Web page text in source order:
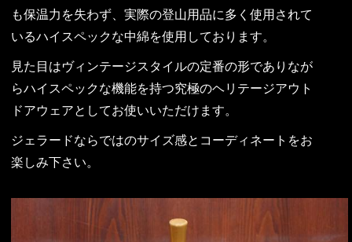
も保温力を失わず、実際の登山用品に多く使用されて
いるハイスペックな中綿を使用しております。
見た目はヴィンテージスタイルの定番の形でありなが
らハイスペックな機能を持つ究極のヘリテージアウト
ドアウェアとしてお使いいただけます。
ジェラードならではのサイズ感とコーディネートをお
楽しみ下さい。